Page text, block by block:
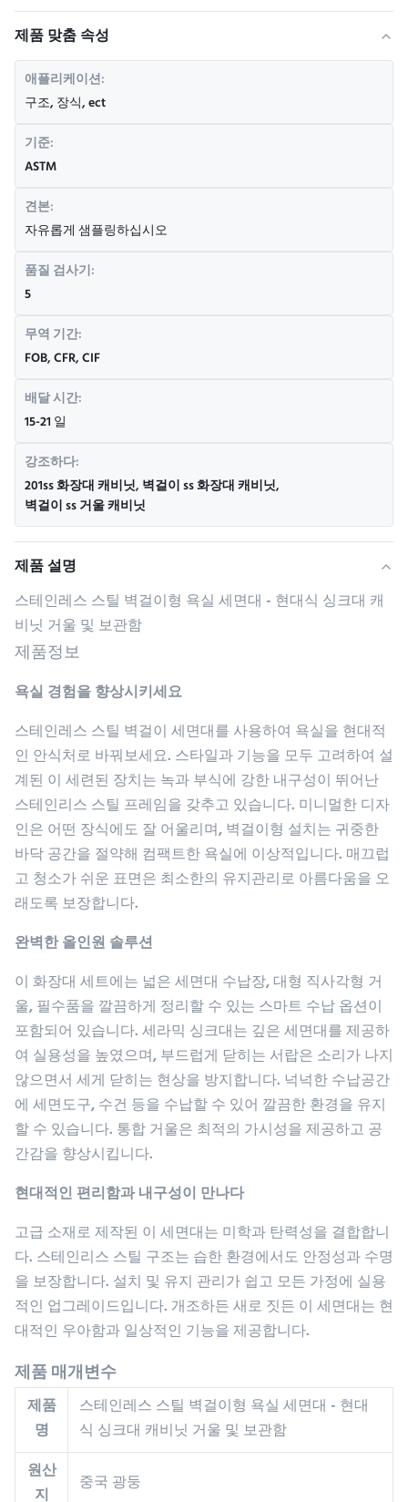
제품 맞춤 속성
애플리케이션:
구조, 장식, ect
기준:
ASTM
견본:
자유롭게 샘플링하십시오
품질 검사기:
5
무역 기간:
FOB, CFR, CIF
배달 시간:
15-21 일
강조하다:
201ss 화장대 캐비닛,벽걸이 ss 화장대 캐비닛,
벽걸이 ss 거울 캐비닛
제품 설명
스테인레스 스틸 벽걸이형 욕실 세면대 - 현대식 싱크대 캐
비닛 거울 및 보관함
제품정보
욕실 경험을 향상시키세요
스테인레스 스틸 벽걸이 세면대를 사용하여 욕실을 현대적
인 안식처로 바꿔보세요. 스타일과 기능을 모두 고려하여 설
계된 이 세련된 장치는 녹과 부식에 강한 내구성이 뛰어난
스테인리스 스틸 프레임을 갖추고 있습니다. 미니멀한 디자
인은 어떤 장식에도 잘 어울리며, 벽걸이형 설치는 귀중한
바닥 공간을 절약해 컴팩트한 욕실에 이상적입니다. 매끄럽
고 청소가 쉬운 표면은 최소한의 유지관리로 아름다움을 오
래도록 보장합니다.
완벽한 올인원 솔루션
이 화장대 세트에는 넓은 세면대 수납장, 대형 직사각형 거
울, 필수품을 깔끔하게 정리할 수 있는 스마트 수납 옵션이
포함되어 있습니다. 세라믹 싱크대는 깊은 세면대를 제공하
여 실용성을 높였으며, 부드럽게 닫히는 서랍은 소리가 나지
않으면서 세게 닫히는 현상을 방지합니다. 넉넉한 수납공간
에 세면도구, 수건 등을 수납할 수 있어 깔끔한 환경을 유지
할 수 있습니다. 통합 거울은 최적의 가시성을 제공하고 공
간감을 향상시킵니다.
현대적인 편리함과 내구성이 만나다
고급 소재로 제작된 이 세면대는 미학과 탄력성을 결합합니
다. 스테인리스 스틸 구조는 습한 환경에서도 안정성과 수명
을 보장합니다. 설치 및 유지 관리가 쉽고 모든 가정에 실용
적인 업그레이드입니다. 개조하든 새로 짓든 이 세면대는 현
대적인 우아함과 일상적인 기능을 제공합니다.
제품 매개변수
제품
명
스테인레스 스틸 벽걸이형 욕실 세면대 - 현대
식 싱크대 캐비닛 거울 및 보관함
원산
중국 광둥